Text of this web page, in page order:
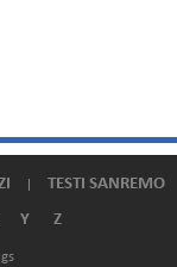
TESTI SANREMO
Y Z